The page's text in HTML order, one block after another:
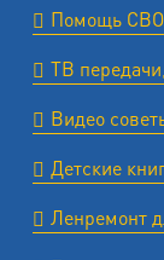
Помощь СВО
ТВ
Видео
Детские
Ленремонт